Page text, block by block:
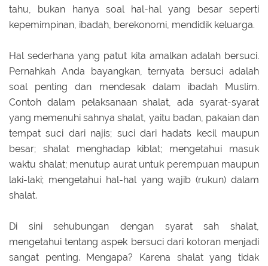
tahu, bukan hanya soal hal-hal yang besar seperti
kepemimpinan, ibadah, berekonomi, mendidik keluarga.
Hal sederhana yang patut kita amalkan adalah bersuci.
Pernahkah Anda bayangkan, ternyata bersuci adalah
soal penting dan mendesak dalam ibadah Muslim.
Contoh dalam pelaksanaan shalat, ada syarat-syarat
yang memenuhi sahnya shalat, yaitu badan, pakaian dan
tempat suci dari najis; suci dari hadats kecil maupun
besar; shalat menghadap kiblat; mengetahui masuk
waktu shalat; menutup aurat untuk perempuan maupun
laki-laki; mengetahui hal-hal yang wajib (rukun) dalam
shalat.
Di sini sehubungan dengan syarat sah shalat,
mengetahui tentang aspek bersuci dari kotoran menjadi
sangat penting. Mengapa? Karena shalat yang tidak